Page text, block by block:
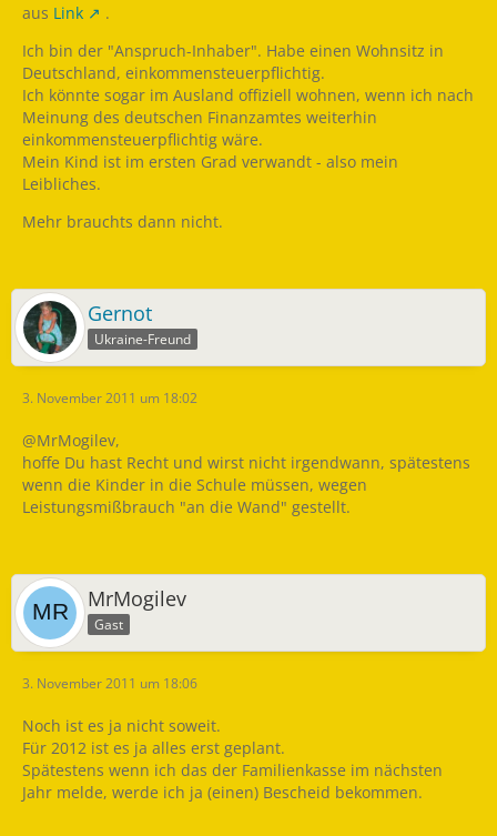
aus Link
.
Ich bin der "Anspruch-Inhaber". Habe einen Wohnsitz in
Deutschland, einkommensteuerpflichtig.
Ich könnte sogar im Ausland offiziell wohnen, wenn ich nach
Meinung des deutschen Finanzamtes weiterhin
einkommensteuerpflichtig wäre.
Mein Kind ist im ersten Grad verwandt - also mein
Leibliches.
Mehr brauchts dann nicht.
Gernot
Ukraine-Freund
3. November 2011 um 18:02
@MrMogilev,
hoffe Du hast Recht und wirst nicht irgendwann, spätestens
wenn die Kinder in die Schule müssen, wegen
Leistungsmißbrauch "an die Wand" gestellt.
MrMogilev
Gast
3. November 2011 um 18:06
Noch ist es ja nicht soweit.
Für 2012 ist es ja alles erst geplant.
Spätestens wenn ich das der Familienkasse im nächsten
Jahr melde, werde ich ja (einen) Bescheid bekommen.